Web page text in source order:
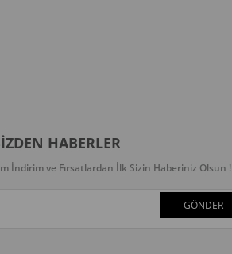
HABERLER
İndirim ve Fırsatlardan İlk Sizin Haberiniz Olsun !
GÖNDER